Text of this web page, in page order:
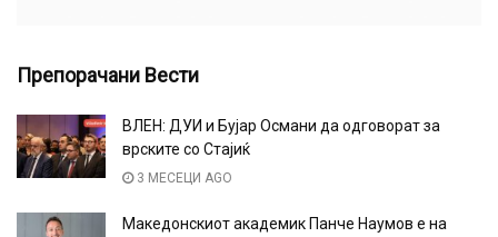
Препорачани Вести
ВЛЕН: ДУИ и Бујар Османи да одговорат за
врските со Стајиќ
3 МЕСЕЦИ AGO
Македонскиот академик Панче Наумов е на